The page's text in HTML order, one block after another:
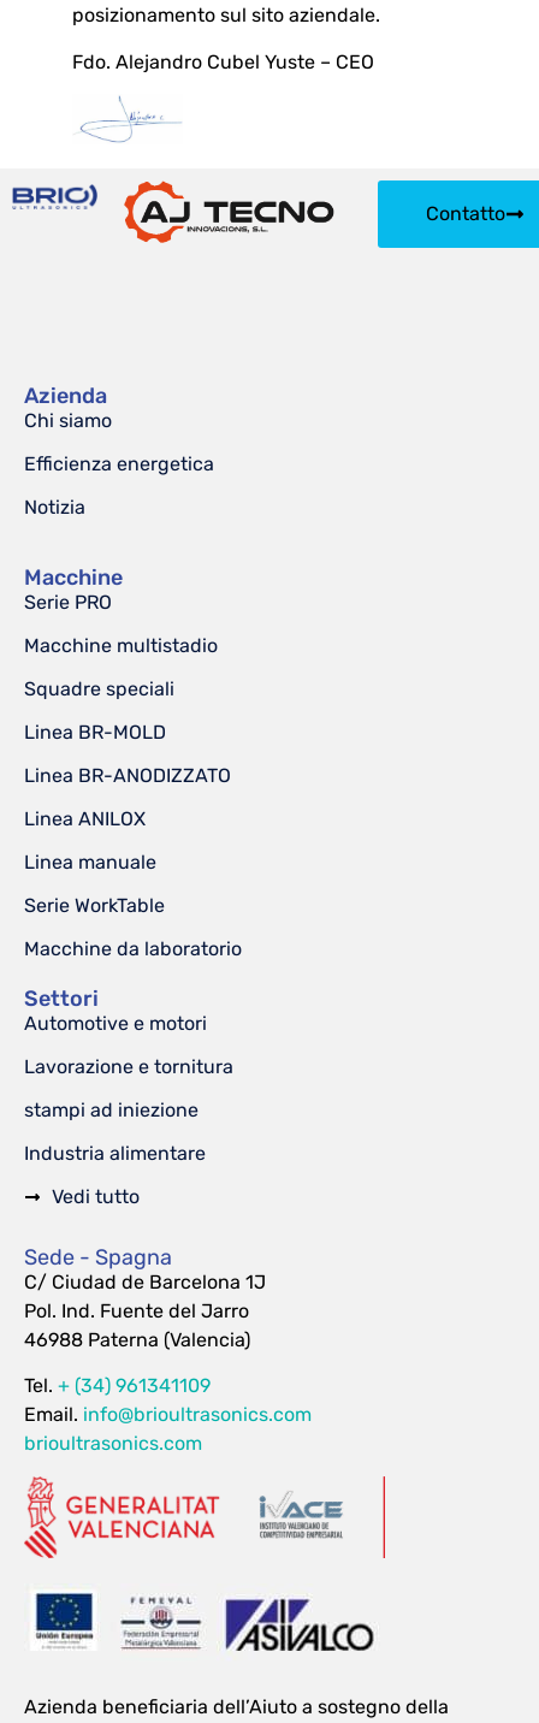
posizionamento sul sito aziendale.
Fdo. Alejandro Cubel Yuste – CEO
Contatto
Azienda
Chi siamo
Efficienza energetica
Notizia
Macchine
Serie PRO
Macchine multistadio
Squadre speciali
Linea BR-MOLD
Linea BR-ANODIZZATO
Linea ANILOX
Linea manuale
Serie WorkTable
Macchine da laboratorio
Settori
Automotive e motori
Lavorazione e tornitura
stampi ad iniezione
Industria alimentare
Vedi tutto
Sede - Spagna
C/ Ciudad de Barcelona 1J
Pol. Ind. Fuente del Jarro
46988 Paterna (Valencia)
Tel. + (34) 961341109
Email. info@brioultrasonics.com
brioultrasonics.com
Azienda beneficiaria dell’Aiuto a sostegno della